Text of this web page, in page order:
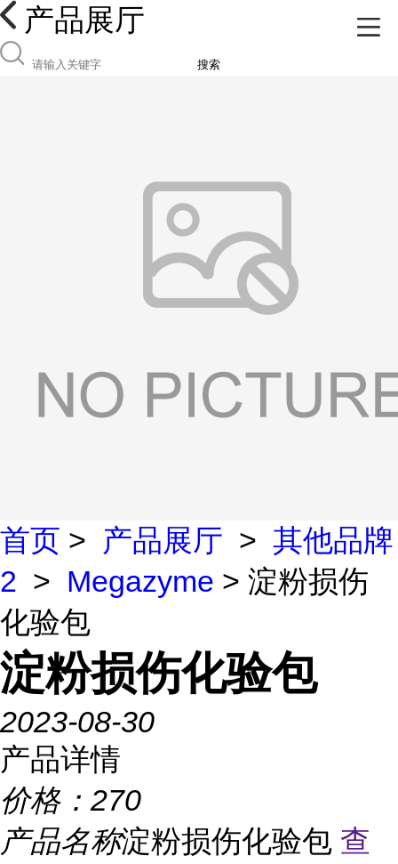
产品展厅
搜索
首页 > 产品展厅 > 其他品牌
2 > Megazyme > 淀粉损伤
化验包
淀粉损伤化验包
2023-08-30
产品详情
价格： 270
产品名称淀粉损伤化验包 查